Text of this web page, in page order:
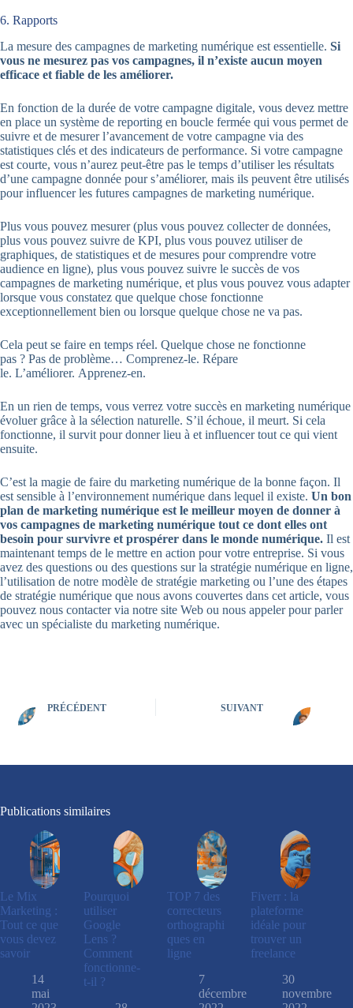
6. Rapports
La mesure des campagnes de marketing numérique est essentielle. Si
vous ne mesurez pas vos campagnes, il n’existe aucun moyen
efficace et fiable de les améliorer.
En fonction de la durée de votre campagne digitale, vous devez mettre
en place un système de reporting en boucle fermée qui vous permet de
suivre et de mesurer l’avancement de votre campagne via des
statistiques clés et des indicateurs de performance. Si votre campagne
est courte, vous n’aurez peut-être pas le temps d’utiliser les résultats
d’une campagne donnée pour s’améliorer, mais ils peuvent être utilisés
pour influencer les futures campagnes de marketing numérique.
Plus vous pouvez mesurer (plus vous pouvez collecter de données,
plus vous pouvez suivre de KPI, plus vous pouvez utiliser de
graphiques, de statistiques et de mesures pour comprendre votre
audience en ligne), plus vous pouvez suivre le succès de vos
campagnes de marketing numérique, et plus vous pouvez vous adapter
lorsque vous constatez que quelque chose fonctionne
exceptionnellement bien ou lorsque quelque chose ne va pas.
Cela peut se faire en temps réel. Quelque chose ne fonctionne
pas ? Pas de problème… Comprenez-le. Répare
le. L’améliorer. Apprenez-en.
En un rien de temps, vous verrez votre succès en marketing numérique
évoluer grâce à la sélection naturelle. S’il échoue, il meurt. Si cela
fonctionne, il survit pour donner lieu à et influencer tout ce qui vient
ensuite.
C’est la magie de faire du marketing numérique de la bonne façon. Il
est sensible à l’environnement numérique dans lequel il existe. Un bon
plan de marketing numérique est le meilleur moyen de donner à
vos campagnes de marketing numérique tout ce dont elles ont
besoin pour survivre et prospérer dans le monde numérique. Il est
maintenant temps de le mettre en action pour votre entreprise. Si vous
avez des questions ou des questions sur la stratégie numérique en ligne,
l’utilisation de notre modèle de stratégie marketing ou l’une des étapes
de stratégie numérique que nous avons couvertes dans cet article, vous
pouvez nous contacter via notre site Web ou nous appeler pour parler
avec un spécialiste du marketing numérique.
PRÉCÉDENT SUIVANT
Publications similaires
Le Mix
Marketing :
Tout ce que
vous devez
savoir
14
mai
Pourquoi
utiliser
Google
Lens ?
Comment
fonctionne-
t-il ?
TOP 7 des
correcteurs
orthographi
ques en
ligne
7
décembre
Fiverr : la
plateforme
idéale pour
trouver un
freelance
30
novembre